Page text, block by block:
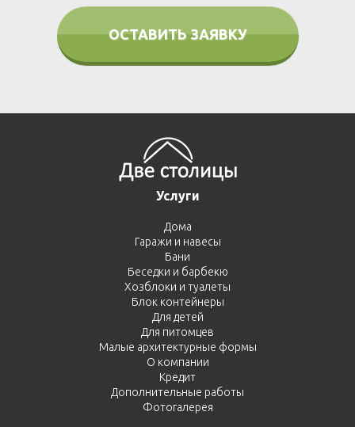
ОСТАВИТЬ ЗАЯВКУ
Услуги
Дома
Гаражи и навесы
Бани
Беседки и барбекю
Хозблоки и туалеты
Блок контейнеры
Для детей
Для питомцев
Малые архитектурные формы
О компании
Кредит
Дополнительные работы
Фотогалерея